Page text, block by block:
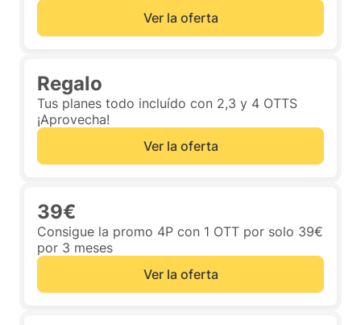
Ver la oferta
Regalo
Tus planes todo incluído con 2,3 y 4 OTTS
¡Aprovecha!
Ver la oferta
39€
Consigue la promo 4P con 1 OTT por solo 39€
por 3 meses
Ver la oferta